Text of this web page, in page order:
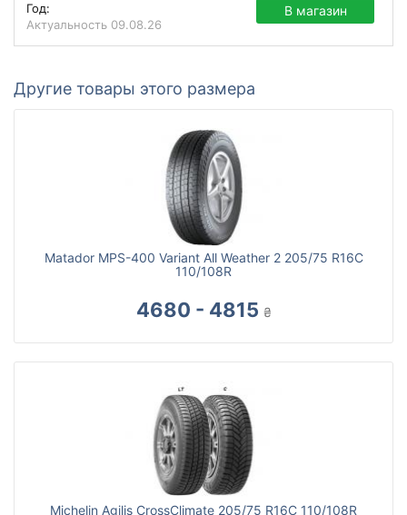
Год:
Актуальность 09.08.26
В магазин
Другие товары этого размера
Matador MPS-400 Variant All Weather 2 205/75 R16C
110/108R
4680 - 4815 ₴
Michelin Agilis CrossClimate 205/75 R16C 110/108R